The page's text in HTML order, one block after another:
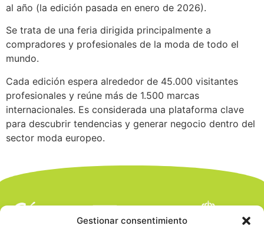
Gestionar consentimiento
al año (la edición pasada en enero de 2026).
Se trata de una feria dirigida principalmente a
compradores y profesionales de la moda de todo el
mundo.
Cada edición espera alrededor de 45.000 visitantes
profesionales y reúne más de 1.500 marcas
internacionales. Es considerada una plataforma clave
para descubrir tendencias y generar negocio dentro del
sector moda europeo.